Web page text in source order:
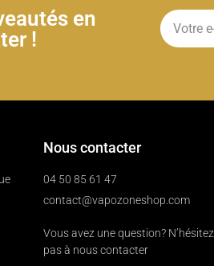
en
!
Nous contacter
04 50 85 61 47
contact@vapozoneshop.com
Vous avez une question? N’hésitez
pas à nous contacter